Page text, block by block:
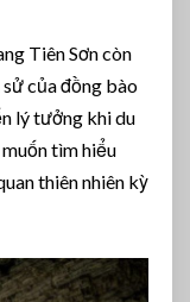
Tiên Sơn còn
của đồng bào
lý tưởng khi du
tìm hiểu
thiên nhiên kỳ